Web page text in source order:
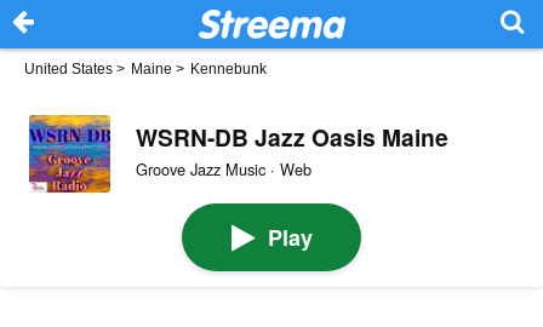
United States > Maine > Kennebunk
WSRN-DB Jazz Oasis Maine
Groove Jazz Music · Web
Play